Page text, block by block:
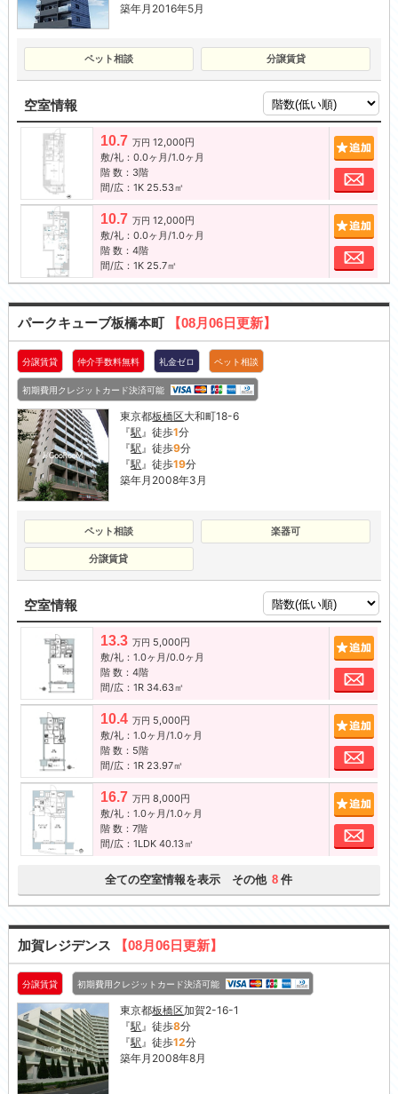
築年月2016年5月
ペット相談 分譲賃貸
空室情報
10.7 万円 12,000円
敷/礼：0.0ヶ月/1.0ヶ月
階 数：3階
間/広：1K 25.53㎡
お
10.7 万円 12,000円
敷/礼：0.0ヶ月/1.0ヶ月
階 数：4階
間/広：1K 25.7㎡
お
パークキューブ板橋本町 【08月06日更新】
分譲賃貸 仲介手数料無料 礼金ゼロ ペット相談
初期費用クレジットカード決済可能
東京都板橋区大和町18-6
『駅』徒歩1分
『駅』徒歩9分
『駅』徒歩19分
築年月2008年3月
ペット相談 楽器可
分譲賃貸
空室情報
13.3 万円 5,000円
敷/礼：1.0ヶ月/0.0ヶ月
階 数：4階
間/広：1R 34.63㎡
お
10.4 万円 5,000円
敷/礼：1.0ヶ月/1.0ヶ月
階 数：5階
間/広：1R 23.97㎡
お
16.7 万円 8,000円
敷/礼：1.0ヶ月/1.0ヶ月
階 数：7階
間/広：1LDK 40.13㎡
お
全ての空室情報を表示 その他 8 件
加賀レジデンス 【08月06日更新】
分譲賃貸 初期費用クレジットカード決済可能
東京都板橋区加賀2-16-1
『駅』徒歩8分
『駅』徒歩12分
築年月2008年8月